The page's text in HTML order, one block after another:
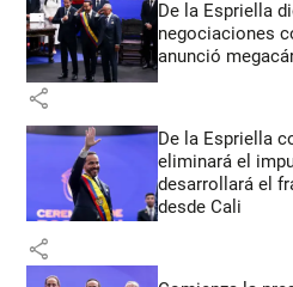
De la Espriella
negociaciones
anunció
share
De la Espriella
eliminará el
desarrollará el
desde Cali
share